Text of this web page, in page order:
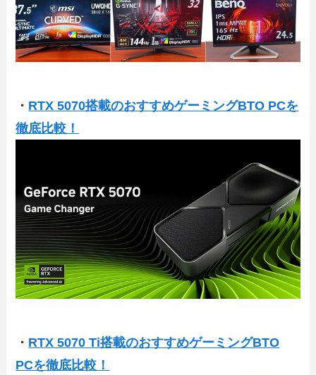
・ RTX 5070搭載のおすすめゲーミングBTO PCを
徹底比較！
・ RTX 5070 Ti搭載のおすすめゲーミングBTO
PCを徹底比較！